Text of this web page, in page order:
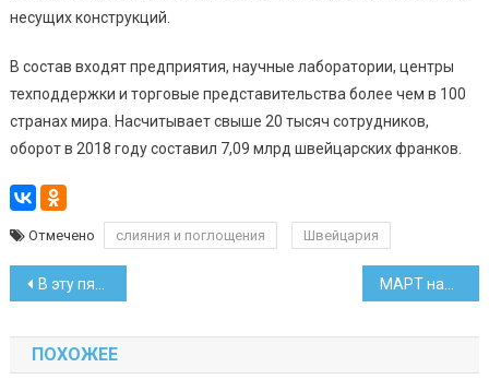
несущих конструкций.
В состав входят предприятия, научные лаборатории, центры
техподдержки и торговые представительства более чем в 100
странах мира. Насчитывает свыше 20 тысяч сотрудников,
оборот в 2018 году составил 7,09 млрд швейцарских франков.
Отмечено слияния и поглощения Швейцария
Навигация
по
записям
В эту пятницу нотариусы будут консультировать бесплатно
ПОХОЖЕЕ